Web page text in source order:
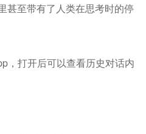
甚至带有了人类在思考时的停
，打开后可以查看历史对话内